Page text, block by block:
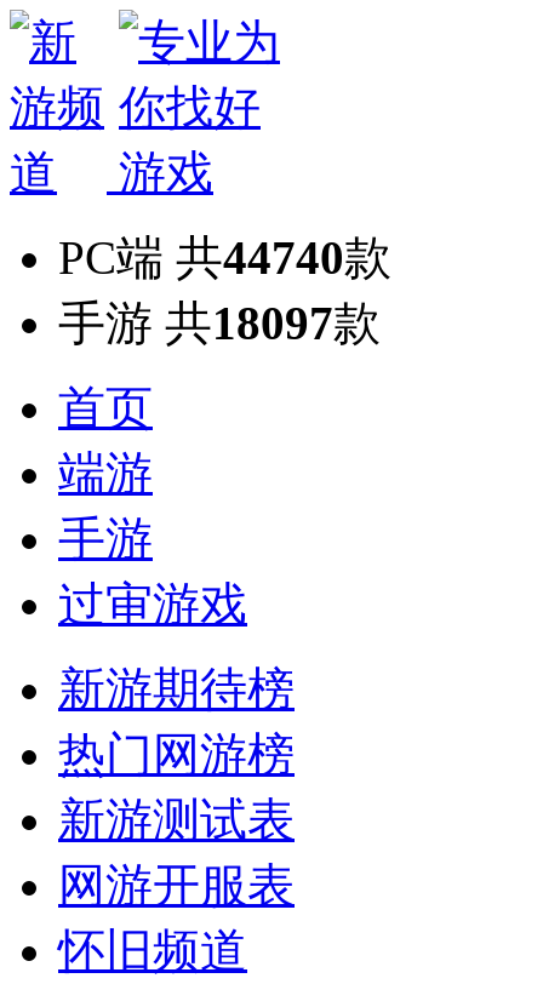
PC端 共44740款
手游 共18097款
首页
端游
手游
过审游戏
新游期待榜
热门网游榜
新游测试表
网游开服表
怀旧频道